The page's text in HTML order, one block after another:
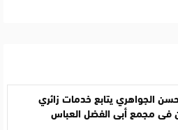
الجواهري يتابع خدمات زائري
في مجمع أبي الفضل العباس